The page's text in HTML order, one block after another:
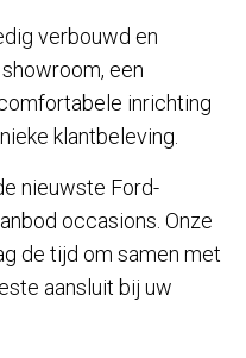
verbouwd en
een
inrichting
klantbeleving.
nieuwste Ford-
occasions. Onze
de tijd om samen met
aansluit bij uw